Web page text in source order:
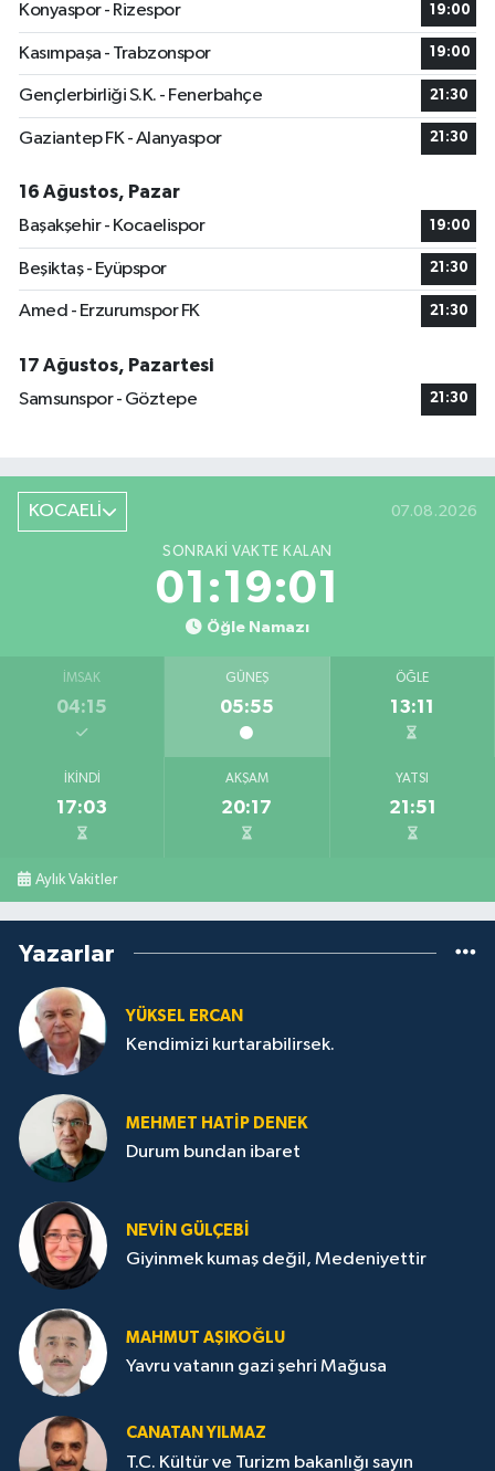
Konyaspor - Rizespor 19:00
Kasımpaşa - Trabzonspor 19:00
Gençlerbirliği S.K. - Fenerbahçe 21:30
Gaziantep FK - Alanyaspor 21:30
16 Ağustos, Pazar
Başakşehir - Kocaelispor
19:00
Beşiktaş - Eyüpspor 21:30
Amed - Erzurumspor FK 21:30
17 Ağustos, Pazartesi
Samsunspor - Göztepe
21:30
KOCAELİ 07.08.2026
SONRAKI VAKTE KALAN
01:19:01
Öğle Namazı
İMSAK
04:15
GÜNEŞ
05:55
ÖĞLE
13:11
İKINDI
17:03
AKŞAM
20:17
YATSI
21:51
Aylık Vakitler
Yazarlar
YÜKSEL ERCAN
Kendimizi kurtarabilirsek.
MEHMET HATİP DENEK
Durum bundan ibaret
NEVİN GÜLÇEBİ
Giyinmek kumaş değil, Medeniyettir
MAHMUT AŞIKOĞLU
Yavru vatanın gazi şehri Mağusa
CANATAN YILMAZ
T.C. Kültür ve Turizm bakanlığı sayın